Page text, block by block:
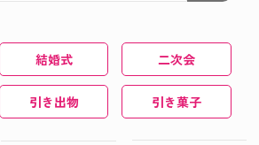
夏イベントにひと工夫♪
喜ばれる！オリジナルギフト特集
結婚式 二次会
引き出物 引き菓子